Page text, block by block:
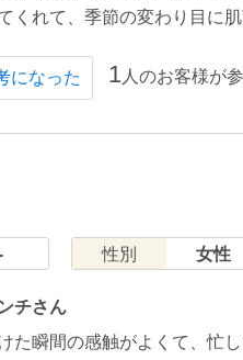
くれて、季節の変わり目に
になった 1 人のお客様が
性別 女性
チさん
た瞬間の感触がよくて、忙